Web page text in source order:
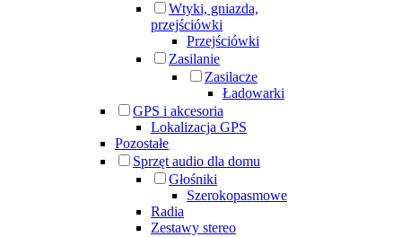
Wtyki, gniazda,
przejściówki
Przejściówki
Zasilanie
Zasilacze
Ładowarki
GPS i akcesoria
Lokalizacja GPS
Pozostałe
Sprzęt audio dla domu
Głośniki
Szerokopasmowe
Radia
Zestawy stereo